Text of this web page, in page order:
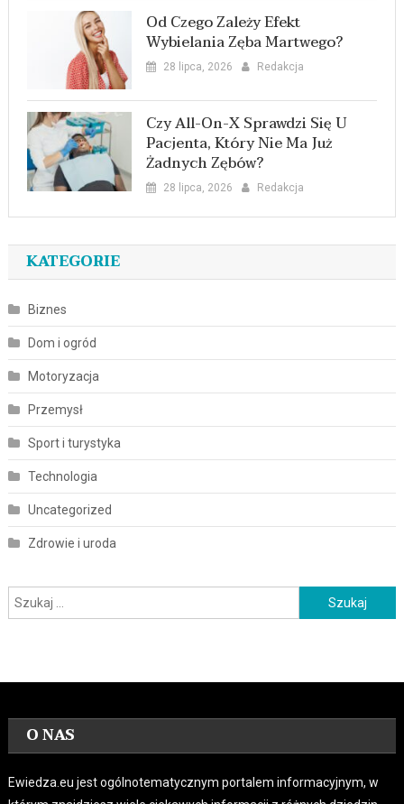
Od Czego Zależy Efekt
Wybielania Zęba Martwego?
28 lipca, 2026 Redakcja
Czy All-On-X Sprawdzi Się U
Pacjenta, Który Nie Ma Już
Żadnych Zębów?
28 lipca, 2026 Redakcja
KATEGORIE
Biznes
Dom i ogród
Motoryzacja
Przemysł
Sport i turystyka
Technologia
Uncategorized
Zdrowie i uroda
Szukaj:
O NAS
Ewiedza.eu jest ogólnotematycznym portalem informacyjnym, w